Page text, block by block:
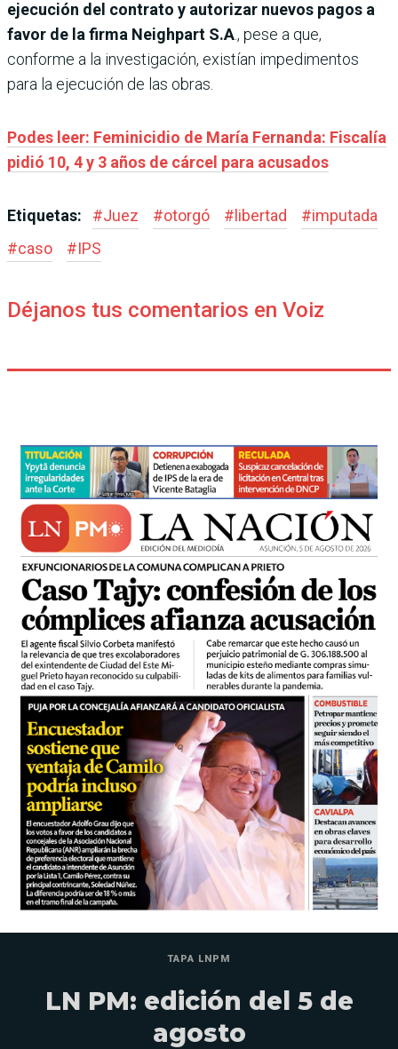
ejecución del contrato y autorizar nuevos pagos a
favor de la firma Neighpart S.A., pese a que,
conforme a la investigación, existían impedimentos
para la ejecución de las obras.
Podes leer: Feminicidio de María Fernanda: Fiscalía
pidió 10, 4 y 3 años de cárcel para acusados
Etiquetas: #Juez #otorgó # libertad #imputada
#caso #IPS
Déjanos tus comentarios en Voiz
TAPA LNPM
LN PM: edición del 5 de
agosto